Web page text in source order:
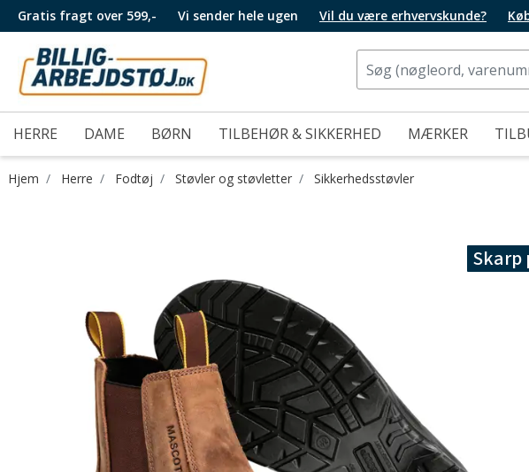
Gratis fragt over 599,- Vi sender hele ugen Vil du være erhvervskunde?
HERRE DAME BØRN TILBEHØR & SIKKERHED MÆRKER
Hjem Herre Fodtøj Støvler og støvletter Sikkerhedsstøvler
Skarp